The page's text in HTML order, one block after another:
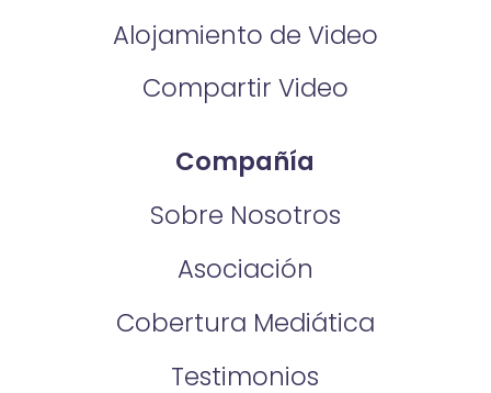
Alojamiento de Video
Compartir Video
Compañía
Sobre Nosotros
Asociación
Cobertura Mediática
Testimonios